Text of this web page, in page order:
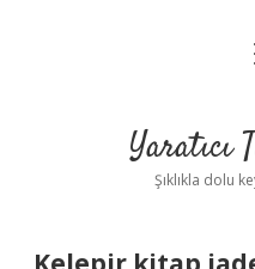
Yaratıcı
Şıklıkla dolu